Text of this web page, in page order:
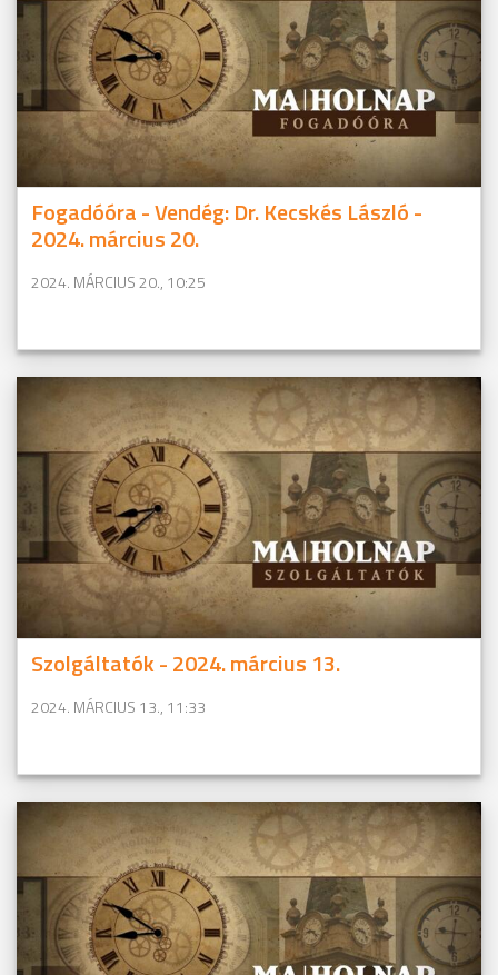
Fogadóóra - Vendég: Dr. Kecskés László -
2024. március 20.
2024. MÁRCIUS 20., 10:25
Szolgáltatók - 2024. március 13.
2024. MÁRCIUS 13., 11:33